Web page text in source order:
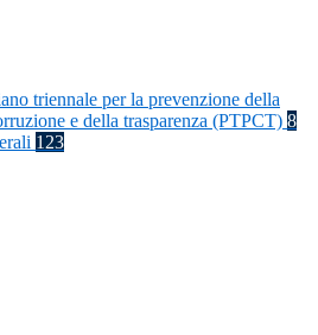
triennale per la prevenzione della
e della trasparenza (PTPCT) 8
123